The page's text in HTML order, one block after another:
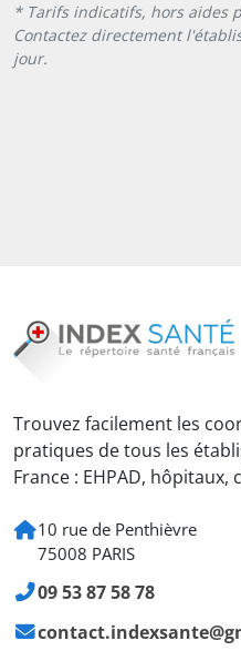
* Tarifs indicatifs, hors aides
Contactez directement
jour.
Trouvez facilement les
pratiques de tous les
France : EHPAD,
10 rue de Penthièvre
75008 PARIS
09 53 87 58 78